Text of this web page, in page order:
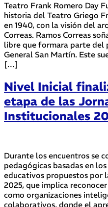
Teatro Frank Romero Day
historia del Teatro Griego
en 1940, con la visión del
Correas. Ramos Correas
libre que formara parte del
General San Martín. Este
[…]
Nivel Inicial
etapa de las
Institucionales
Durante los encuentros se
pedagógicas basadas en
educativos propuestos por
2025, que implica
como organizaciones
colaborativos, donde el